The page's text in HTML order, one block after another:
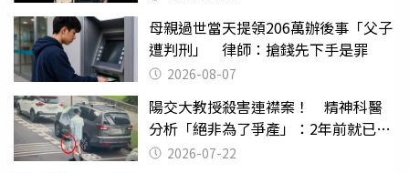
母親過世當天提領206萬辦後事「父子
遭判刑」 律師：搶錢先下手是罪
2026-08-07
陽交大教授殺害連襟案！ 精神科醫
分析「絕非為了爭產」：2年前就已言
行詭異
2026-07-22